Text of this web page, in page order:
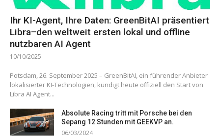
Ihr KI-Agent, Ihre Daten: GreenBitAI präsentiert
Libra–den weltweit ersten lokal und offline
nutzbaren AI Agent
10/10/2025
Potsdam, 26. September 2025 – GreenBitAI, ein führender Anbieter
lokalisierter KI-Technologien, kündigt heute offiziell den Start von
Libra AI Agent...
Absolute Racing tritt mit Porsche bei den
Sepang 12 Stunden mit GEEKVP an.
06/03/2024